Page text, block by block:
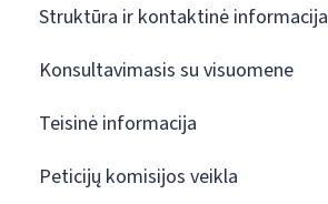
Struktūra ir kontaktinė informacija
Konsultavimasis su visuomene
Teisinė informacija
Peticijų komisijos veikla